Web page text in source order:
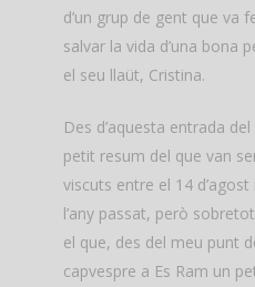
d’un grup de gent que va
salvar la vida d’una bona
el seu llaüt, Cristina.
Des d’aquesta entrada
petit resum del que van
viscuts entre el 14 d’agost
l’any passat, però
el que, des del meu punt
capvespre a Es Ram un